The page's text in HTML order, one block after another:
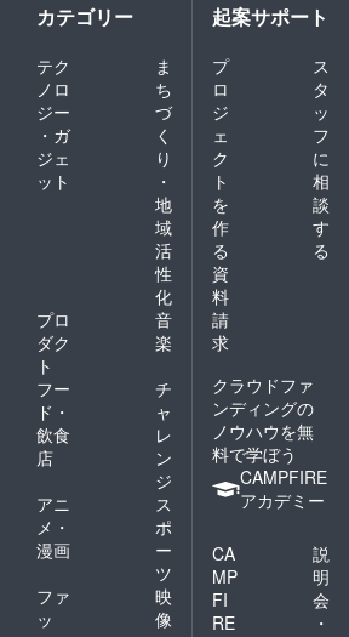
カテゴリー
テク
ノロ
ジー
・ガ
ジェ
ット
ま
ち
づ
く
り
・
地
域
活
性
化
プロ
ダク
ト
音
楽
フー
ド・
飲食
店
チ
ャ
レ
ン
ジ
アニ
メ・
漫画
ス
ポ
ー
ツ
ファ
ッ
映
像
起案サポート
プ
ロ
ジ
ェ
ク
ト
を
作
る
ス
タ
ッ
フ
に
相
談
す
る
資
料
請
求
クラウドファ
ンディングの
ノウハウを無
料で学ぼう
CAMPFIRE
アカデミー
CA
MP
FI
RE
説
明
会
・